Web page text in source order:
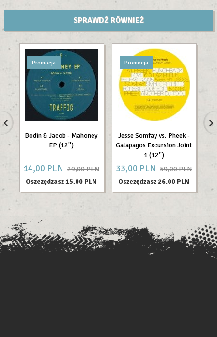
SPRAWDŹ RÓWNIEŻ
Promocja
Bodin & Jacob - Mahoney
EP (12'')
14,00 PLN 29,00 PLN
Oszczędzasz 15.00 PLN
Promocja
Jesse Somfay vs. Pheek -
Galapagos Excursion Joint
1 (12'')
33,00 PLN 59,00 PLN
Oszczędzasz 26.00 PLN